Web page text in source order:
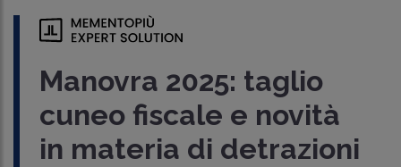
Manovra 2025: taglio
cuneo fiscale e novità
in materia di detrazioni